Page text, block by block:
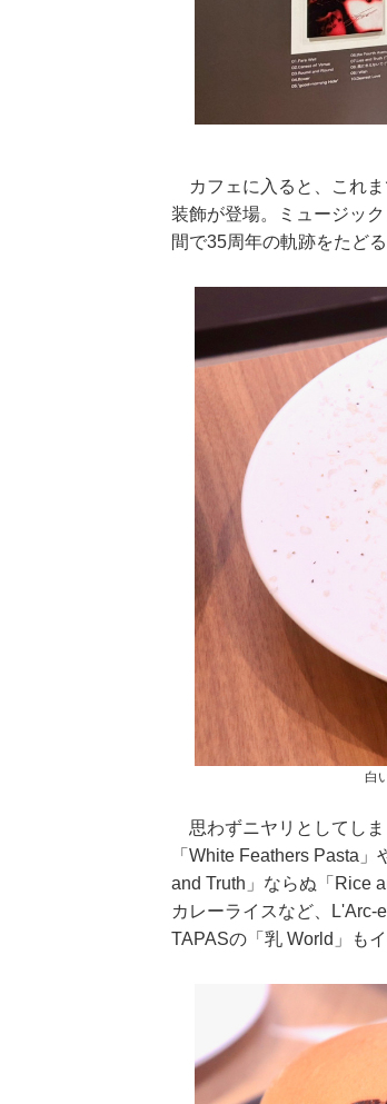
カフェに入ると、これま
装飾が登場。ミュージッ
間で35周年の軌跡をたど
白
思わずニヤリとしてしま
「White Feathers Pasta
and Truth」ならぬ「Rice
カレーライスなど、L'Arc-
TAPASの「乳 World」も
ピンクの衣装がステ
キ！ 「ME:I」MIU＆
KEIKO撮り下ろしイ
ンタビューフォト
【大胆カッ
乃木坂46・
3rd写真集『
ダ』公開カ